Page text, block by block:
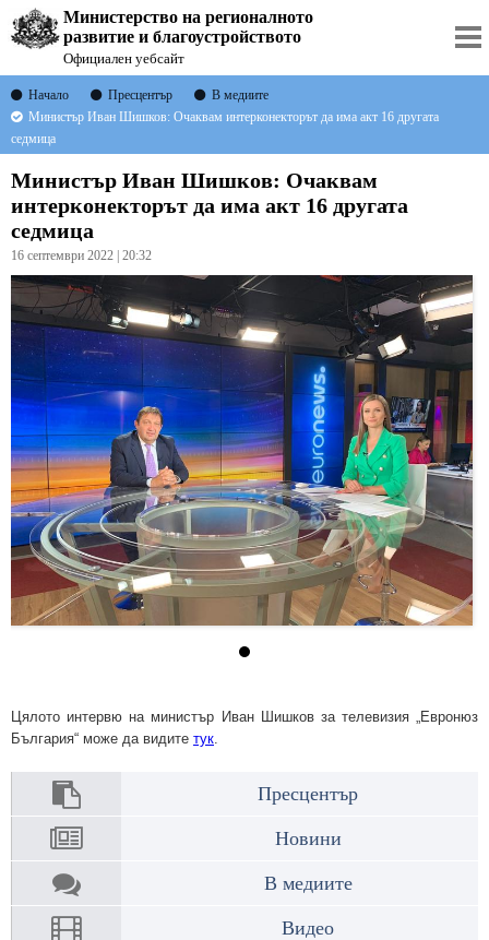
Министерство на регионалното
развитие и благоустройството
Официален уебсайт
Начало Пресцентър
В медиите
Министър Иван Шишков: Очаквам интерконекторът да има акт 16 другата
седмица
Министър Иван Шишков: Очаквам
интерконекторът да има акт 16 другата
седмица
16 септември 2022 | 20:32
Цялото интервю на министър Иван Шишков за телевизия „Евронюз
България“ може да видите тук.
Пресцентър
Новини
В медиите
Видео